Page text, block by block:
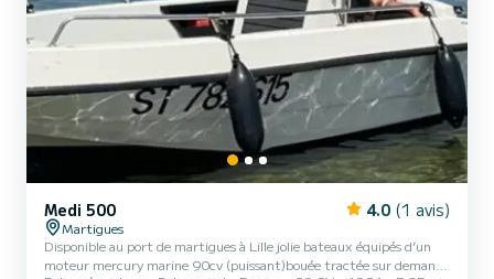
Medi 500 4.0 (1 avis)
Martigues
Disponible au port de martigues à Lille jolie bateaux équipés d’un
moteur mercury marine 90cv (puissant)bouée tractée sur demande